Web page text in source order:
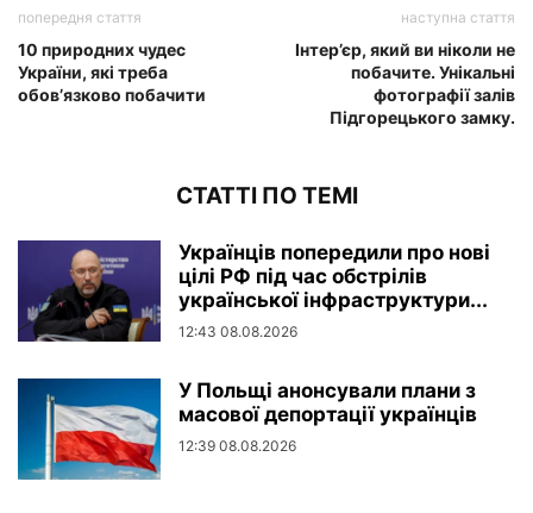
попередня стаття
10 природних чудес
України, які треба
обов’язково побачити
наступна стаття
Інтер’єр, який ви ніколи не
побачите. Унікальні
фотографії залів
Підгорецького замку.
СТАТТІ ПО ТЕМІ
Українців попередили про нові
цілі РФ під час обстрілів
української інфраструктури...
12:43 08.08.2026
У Польщі анонсували плани з
масової депортації українців
12:39 08.08.2026